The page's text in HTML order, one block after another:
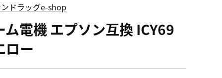
ドラッグe-shop
ム電機 エプソン互換 ICY69
ロー